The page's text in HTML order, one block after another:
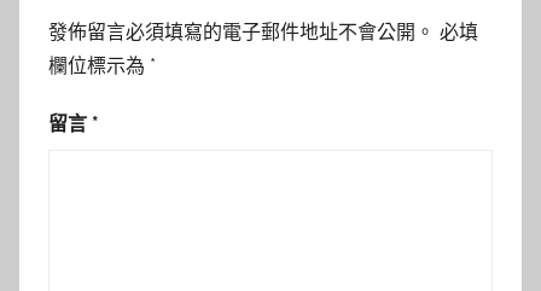
發佈留言必須填寫的電子郵件地址不會公開。 必填
欄位標示為 *
留言 *